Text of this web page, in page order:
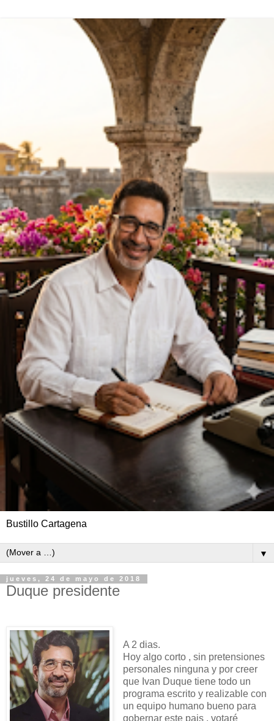
Bustillo Cartagena
▼
jueves, 24 de mayo de 2018
Duque presidente
A 2 dias.
Hoy algo corto , sin pretensiones
personales ninguna y por creer
que Ivan Duque tiene todo un
programa escrito y realizable con
un equipo humano bueno para
gobernar este pais , votaré